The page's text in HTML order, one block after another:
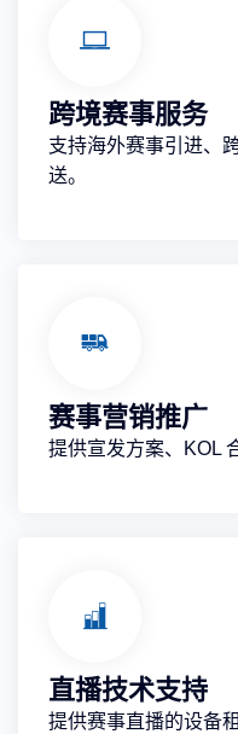
跨境赛事服务
支持海外赛事引进、
送。
赛事营销推广
提供宣发方案、KOL
直播技术支持
提供赛事直播的设备